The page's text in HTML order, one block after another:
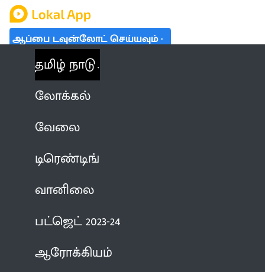
ஆப்பை டவுன்லோட் செய்யவும்
தமிழ் நாடு
லோக்கல்
வேலை
டிரெண்டிங்
வானிலை
பட்ஜெட் 2023-24
ஆரோக்கியம்